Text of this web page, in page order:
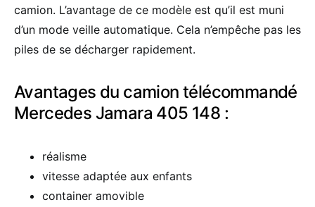
camion. L’avantage de ce modèle est qu’il est muni
d’un mode veille automatique. Cela n’empêche pas les
piles de se décharger rapidement.
Avantages du camion télécommandé
Mercedes Jamara 405 148 :
réalisme
vitesse adaptée aux enfants
container amovible